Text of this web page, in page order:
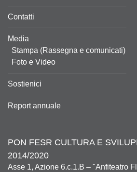
Contatti
Media
Stampa (Rassegna e comunicati)
Foto e Video
Sostienici
Report annuale
PON FESR CULTURA E
2014/2020
Asse 1, Azione 6.c.1.B – "Anfiteatro